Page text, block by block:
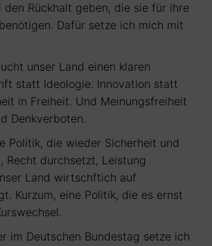
Rückhalt geben, die sie für ihre
Dafür setze ich mich mit
unser Land einen klaren
statt Ideologie. Innovation statt
in Freiheit. Und Meinungsfreiheit
Denkverboten.
Politik, die wieder Sicherheit und
Recht durchsetzt, Leistung
Land wirtschftich auf
Kurzum, eine Politik, die es ernst
im Deutschen Bundestag setze ich